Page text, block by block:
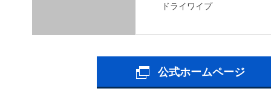
ドライワイプ
公式ホームページ